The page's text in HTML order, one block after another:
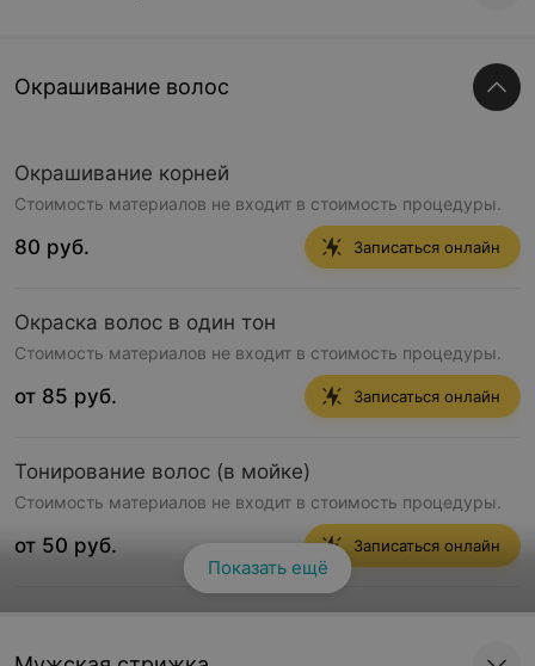
Окрашивание волос
Окрашивание корней
Стоимость материалов не входит в стоимость процедуры.
80 руб. Записаться онлайн
Окраска волос в один тон
Стоимость материалов не входит в стоимость процедуры.
от 85 руб. Записаться онлайн
Тонирование волос (в мойке)
Стоимость материалов не входит в стоимость процедуры.
от 50 руб. Записаться онлайн
Показать ещё